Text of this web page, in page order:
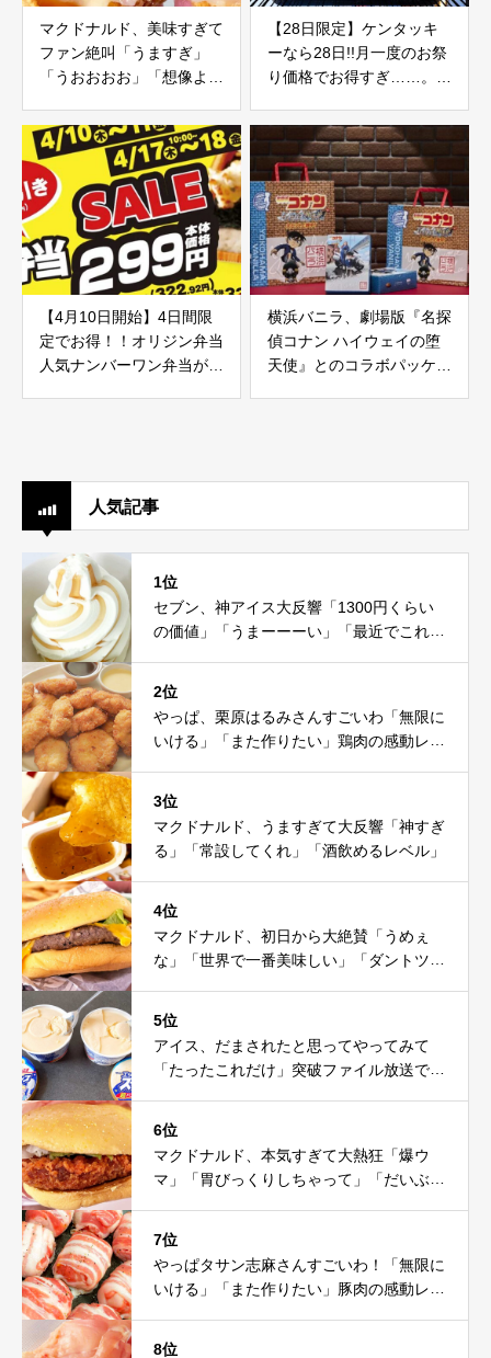
マクドナルド、美味すぎて
ファン絶叫「うますぎ」
「うおおおお」「想像より
【28日限定】ケンタッキ
ーなら28日!!月一度のお祭
り価格でお得すぎ……。
【4月10日開始】4日間限
定でお得！！オリジン弁当
人気ナンバーワン弁当が限
横浜バニラ、劇場版『名探
偵コナン ハイウェイの堕
天使』とのコラボパッケー
人気記事
1位
セブン、神アイス大反響「1300円くらい
の価値」「うまーーーい」「最近でこれが
2位
やっぱ、栗原はるみさんすごいわ「無限に
いける」「また作りたい」鶏肉の感動レシ
3位
マクドナルド、うますぎて大反響「神すぎ
る」「常設してくれ」「酒飲めるレベル」
4位
マクドナルド、初日から大絶賛「うめぇ
な」「世界で一番美味しい」「ダントツ」
5位
アイス、だまされたと思ってやってみて
「たったこれだけ」突破ファイル放送で大
6位
マクドナルド、本気すぎて大熱狂「爆ウ
マ」「胃びっくりしちゃって」「だいぶ攻
7位
やっぱタサン志麻さんすごいわ！「無限に
いける」「また作りたい」豚肉の感動レシ
8位